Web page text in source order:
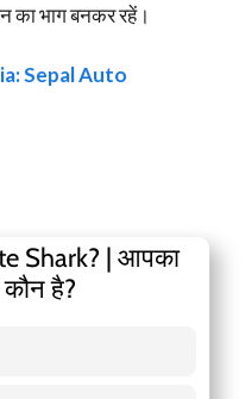
का भाग बनकर रहें।
Sepal Auto
Shark? | आपका
कौन है?